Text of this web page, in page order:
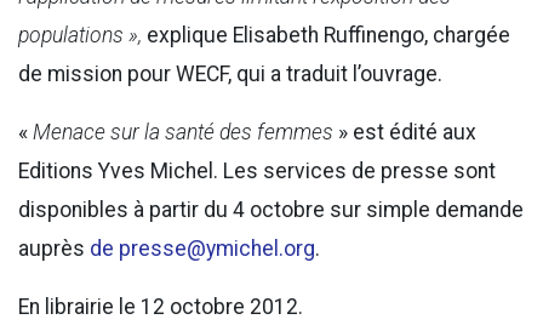
populations », explique Elisabeth Ruffinengo, chargée
de mission pour WECF, qui a traduit l’ouvrage.
« Menace sur la santé des femmes » est édité aux
Editions Yves Michel. Les services de presse sont
disponibles à partir du 4 octobre sur simple demande
auprès de presse@ymichel.org.
En librairie le 12 octobre 2012.